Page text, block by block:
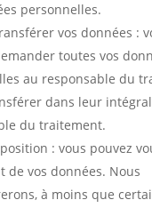
personnelles.
vos données :
toutes vos
au responsable du
dans leur
du traitement.
: vous pouvez
de vos données. Nous
à moins que